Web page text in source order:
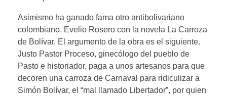
Asimismo ha ganado fama otro antibolivariano
colombiano, Evelio Rosero con la novela La Carroza
de Bolívar. El argumento de la obra es el siguiente.
Justo Pastor Proceso, ginecólogo del pueblo de
Pasto e historiador, paga a unos artesanos para que
decoren una carroza de Carnaval para ridiculizar a
Simón Bolívar, el “mal llamado Libertador”, por quien